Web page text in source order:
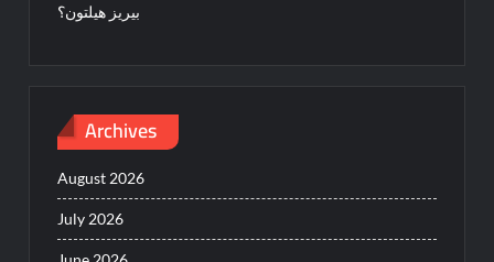
بيريز هيلتون؟
Archives
August 2026
July 2026